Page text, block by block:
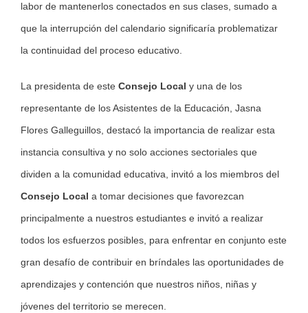
labor de mantenerlos conectados en sus clases, sumado a
que la interrupción del calendario significaría problematizar
la continuidad del proceso educativo.
La presidenta de este Consejo Local y una de los
representante de los Asistentes de la Educación, Jasna
Flores Galleguillos, destacó la importancia de realizar esta
instancia consultiva y no solo acciones sectoriales que
dividen a la comunidad educativa, invitó a los miembros del
Consejo Local a tomar decisiones que favorezcan
principalmente a nuestros estudiantes e invitó a realizar
todos los esfuerzos posibles, para enfrentar en conjunto este
gran desafío de contribuir en bríndales las oportunidades de
aprendizajes y contención que nuestros niños, niñas y
jóvenes del territorio se merecen.